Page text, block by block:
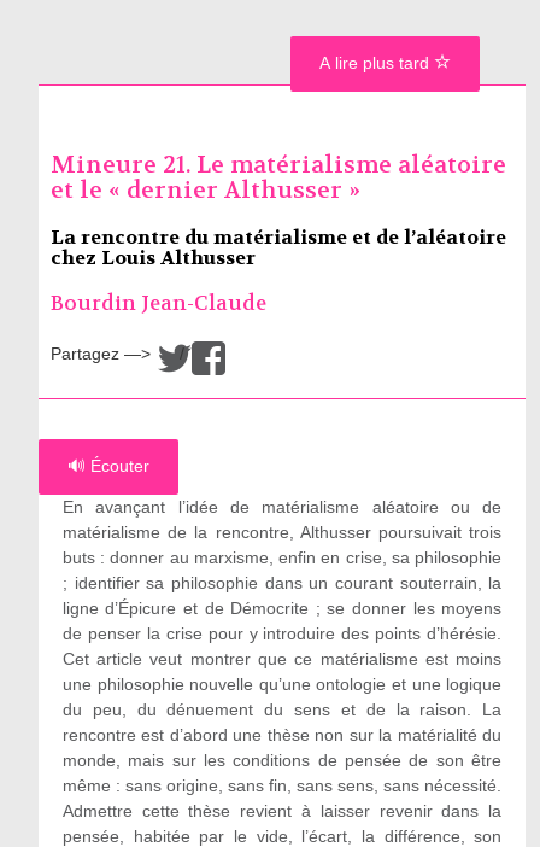
Mineure 21. Le matérialisme aléatoire
et le « dernier Althusser »
La rencontre du matérialisme et de l’aléatoire
chez Louis Althusser
Bourdin Jean-Claude
Partagez —> /
🔊 Écouter
En avançant l’idée de matérialisme aléatoire ou de
matérialisme de la rencontre, Althusser poursuivait trois
buts : donner au marxisme, enfin en crise, sa philosophie
; identifier sa philosophie dans un courant souterrain, la
ligne d’Épicure et de Démocrite ; se donner les moyens
de penser la crise pour y introduire des points d’hérésie.
Cet article veut montrer que ce matérialisme est moins
une philosophie nouvelle qu’une ontologie et une logique
du peu, du dénuement du sens et de la raison. La
rencontre est d’abord une thèse non sur la matérialité du
monde, mais sur les conditions de pensée de son être
même : sans origine, sans fin, sans sens, sans nécessité.
Admettre cette thèse revient à laisser revenir dans la
pensée, habitée par le vide, l’écart, la différence, son
A lire plus tard